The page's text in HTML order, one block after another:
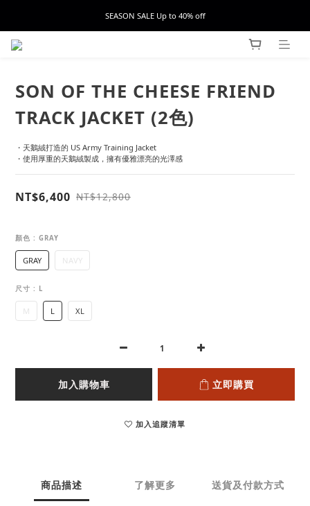
SEASON SALE Up to 40% off
SON OF THE CHEESE FRIEND
TRACK JACKET (2色)
・天鵝絨打造的 US Army Training Jacket
・使用厚重的天鵝絨製成，擁有優雅漂亮的光澤感
NT$6,400 NT$12,800
顏色 : GRAY
GRAY NAVY
尺寸 : L
M L XL
加入購物車 立即購買
加入追蹤清單
商品描述 了解更多 送貨及付款方式